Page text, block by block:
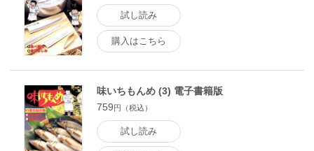
試し読み
購入はこちら
味いちもんめ (3) 電子書籍版
759 円（税込）
試し読み